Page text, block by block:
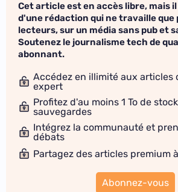
Cet article est en accès libre, mais
d'une rédaction qui ne travaille que
lecteurs, sur un média sans pub et
Soutenez le journalisme tech de
abonnant.
Accédez en illimité aux articles
expert
Profitez d'au moins 1 To de
sauvegardes
Intégrez la communauté et
débats
Partagez des articles premium
Abonnez-vous